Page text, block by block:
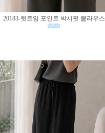
20183-뒷트임 포인트 박시핏 블라우스